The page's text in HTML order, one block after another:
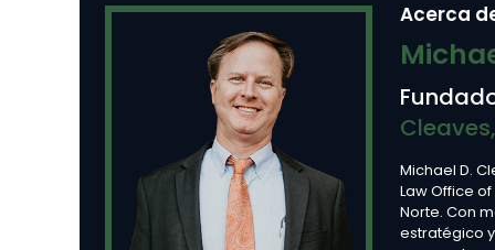
Acerca
Cleaves,
Michael D.
Law Office
Norte. Con
estratégico